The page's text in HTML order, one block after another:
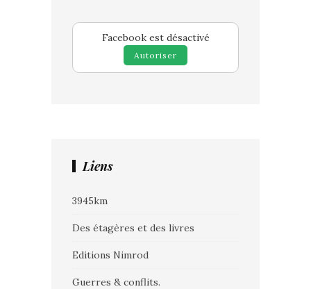
Facebook est désactivé
Autoriser
Liens
3945km
Des étagères et des livres
Editions Nimrod
Guerres & conflits.